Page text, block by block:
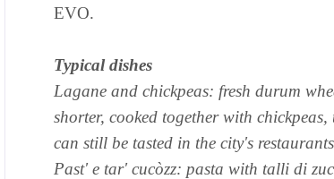
EVO.
Typical dishes
Lagane and chickpeas: fresh durum
shorter, cooked together with
can still be tasted in the city's restaurants
Past' e tar' cucòzz: pasta with talli di